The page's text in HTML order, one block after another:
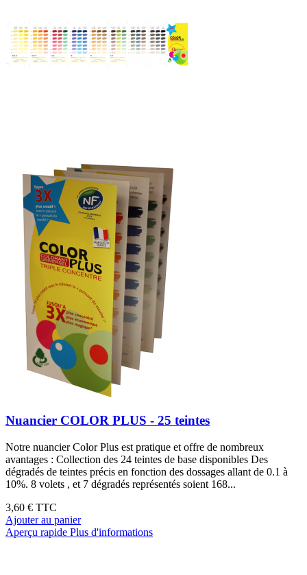
Nuancier COLOR PLUS - 25 teintes
Notre nuancier Color Plus est pratique et offre de nombreux
avantages : Collection des 24 teintes de base disponibles Des
dégradés de teintes précis en fonction des dossages allant de 0.1 à
10%. 8 volets , et 7 dégradés représentés soient 168...
3,60 € TTC
Ajouter au panier
Aperçu rapide Plus d'informations